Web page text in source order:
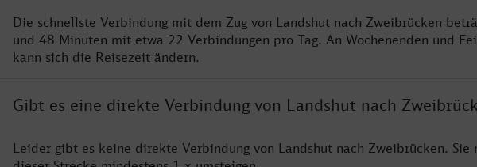
Die schnellste Verbindung mit dem Zug von Landshut nach Zweibrücken
und 48 Minuten mit etwa 22 Verbindungen pro Tag. An Wochenenden und
kann sich die Reisezeit ändern.
Gibt es eine direkte Verbindung von Landshut nach
Leider gibt es keine direkte Verbindung von Landshut nach Zweibrücken. Sie